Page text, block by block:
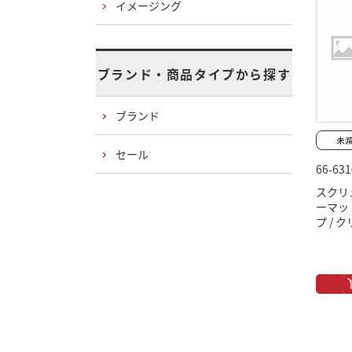
66-
スク
ーマ
プ / ク
イメージング
ブランド・商品タイプから探す
ブランド
セール